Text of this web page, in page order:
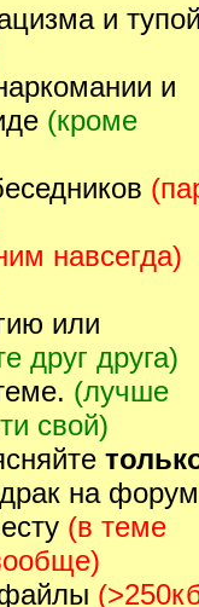
и
и
(кроме
навсегда)
или
друг друга)
(лучше
свой)
на
(в теме